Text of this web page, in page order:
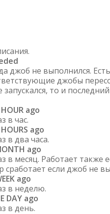
джоб не выполнился.
джобы
то и
ago
в час.
ago
в два часа.
ago
месяц. Работает также
если джоб не
ago
в неделю.
DAY ago
в день.